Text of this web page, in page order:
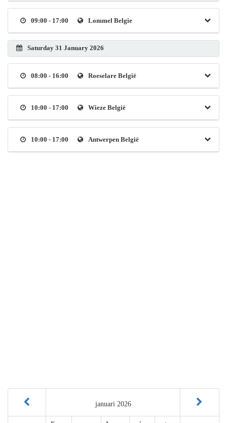
09:00 - 17:00 Lommel Belgie
Saturday 31 January 2026
08:00 - 16:00 Roeselare België
10:00 - 17:00 Wieze België
10:00 - 17:00 Antwerpen België
januari 2026